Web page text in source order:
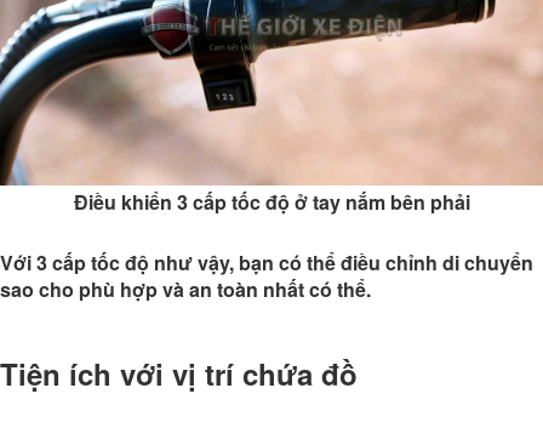
Điều khiển 3 cấp tốc độ ở tay nắm bên phải
Với 3 cấp tốc độ như vậy, bạn có thể điều chỉnh di chuyển
sao cho phù hợp và an toàn nhất có thể.
Tiện ích với vị trí chứa đồ